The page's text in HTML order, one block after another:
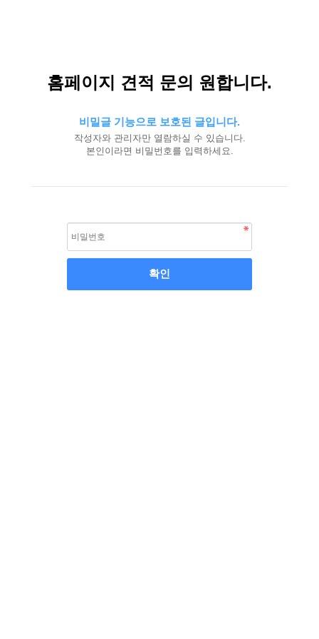
홈페이지 견적 문의 원합니다.
비밀글 기능으로 보호된 글입니다.
작성자와 관리자만 열람하실 수 있습니다.
본인이라면 비밀번호를 입력하세요.